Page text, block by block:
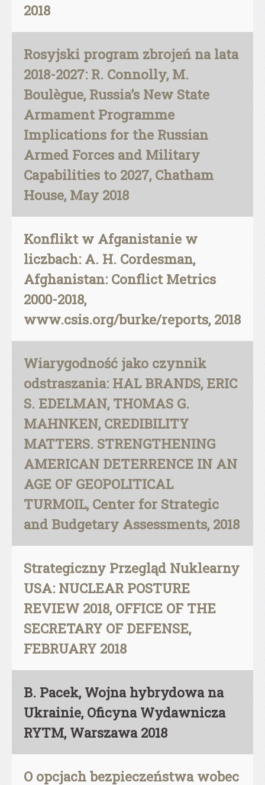
2018
Rosyjski program zbrojeń na lata
2018-2027: R. Connolly, M.
Boulègue, Russia’s New State
Armament Programme
Implications for the Russian
Armed Forces and Military
Capabilities to 2027, Chatham
House, May 2018
Konflikt w Afganistanie w
liczbach: A. H. Cordesman,
Afghanistan: Conflict Metrics
2000-2018,
www.csis.org/burke/reports, 2018
Wiarygodność jako czynnik
odstraszania: HAL BRANDS, ERIC
S. EDELMAN, THOMAS G.
MAHNKEN, CREDIBILITY
MATTERS. STRENGTHENING
AMERICAN DETERRENCE IN AN
AGE OF GEOPOLITICAL
TURMOIL, Center for Strategic
and Budgetary Assessments, 2018
Strategiczny Przegląd Nuklearny
USA: NUCLEAR POSTURE
REVIEW 2018, OFFICE OF THE
SECRETARY OF DEFENSE,
FEBRUARY 2018
B. Pacek, Wojna hybrydowa na
Ukrainie, Oficyna Wydawnicza
RYTM, Warszawa 2018
O opcjach bezpieczeństwa wobec